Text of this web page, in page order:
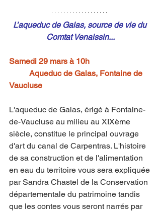
L’aqueduc de Galas, source de vie du
Comtat Venaissin...
Samedi 29 mars à 10h
Aqueduc de Galas, Fontaine de
Vaucluse
L'aqueduc de Galas, érigé à Fontaine-
de-Vaucluse au milieu au XIXème
siècle, constitue le principal ouvrage
d'art du canal de Carpentras. L'histoire
de sa construction et de l'alimentation
en eau du territoire vous sera expliquée
par Sandra Chastel de la Conservation
départementale du patrimoine tandis
que les contes vous seront narrés par